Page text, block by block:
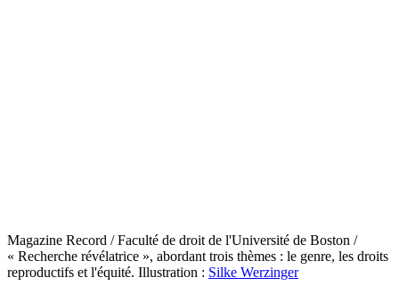
Magazine Record / Faculté de droit de l'Université de Boston /
« Recherche révélatrice », abordant trois thèmes : le genre, les droits
reproductifs et l'équité. Illustration : Silke Werzinger